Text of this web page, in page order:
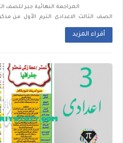
المراجعة النهائية جبر للصف الثالث
الصف الثالث الاعدادى الترم الأول من
أقراء المزيد